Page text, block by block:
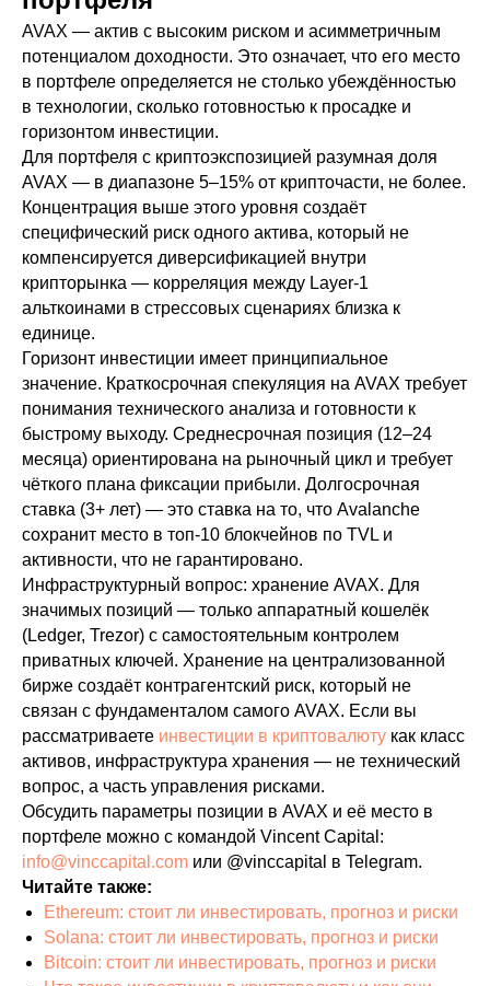
AVAX — актив с высоким риском и асимметричным
потенциалом доходности. Это означает, что его место
в портфеле определяется не столько убеждённостью
в технологии, сколько готовностью к просадке и
горизонтом инвестиции.
Для портфеля с криптоэкспозицией разумная доля
AVAX — в диапазоне 5–15% от крипточасти, не более.
Концентрация выше этого уровня создаёт
специфический риск одного актива, который не
компенсируется диверсификацией внутри
крипторынка — корреляция между Layer-1
альткоинами в стрессовых сценариях близка к
единице.
Горизонт инвестиции имеет принципиальное
значение. Краткосрочная спекуляция на AVAX требует
понимания технического анализа и готовности к
быстрому выходу. Среднесрочная позиция (12–24
месяца) ориентирована на рыночный цикл и требует
чёткого плана фиксации прибыли. Долгосрочная
ставка (3+ лет) — это ставка на то, что Avalanche
сохранит место в топ-10 блокчейнов по TVL и
активности, что не гарантировано.
Инфраструктурный вопрос: хранение AVAX. Для
значимых позиций — только аппаратный кошелёк
(Ledger, Trezor) с самостоятельным контролем
приватных ключей. Хранение на централизованной
бирже создаёт контрагентский риск, который не
связан с фундаменталом самого AVAX. Если вы
рассматриваете инвестиции в криптовалюту как класс
активов, инфраструктура хранения — не технический
вопрос, а часть управления рисками.
Обсудить параметры позиции в AVAX и её место в
портфеле можно с командой Vincent Capital:
info@vinccapital.com или @vinccapital в Telegram.
Читайте также:
Ethereum: стоит ли инвестировать, прогноз и риски
Solana: стоит ли инвестировать, прогноз и риски
Bitcoin: стоит ли инвестировать, прогноз и риски